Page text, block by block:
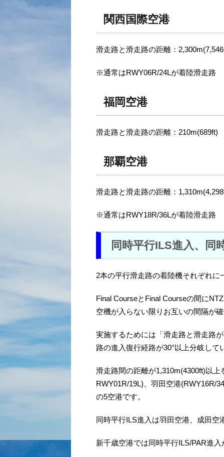
関西国際空港
滑走路と滑走路の距離：
※通常はRWY06R/24Lが着陸滑走路
福岡空港
滑走路と滑走路の距離：210m(689ft)
那覇空港
滑走路と滑走路の距離：
※通常はRWY18R/36Lが着陸滑走路
同時平行ILS進入、同
2本の平行滑走路の着陸機それぞれ
Final CourseとFinal Courseの間に
空機が入らない限りお互いの間隔が
実施するためには「滑走路と滑走路
路の進入復行経路が30°以上分岐し
滑走路間の距離が1,310m(4300ft)以
RWY01R/19L)、羽田空港(RWY16R/
の5空港です。
同時平行ILS進入は羽田空港、成田空
新千歳空港では同時平行ILS/PAR進